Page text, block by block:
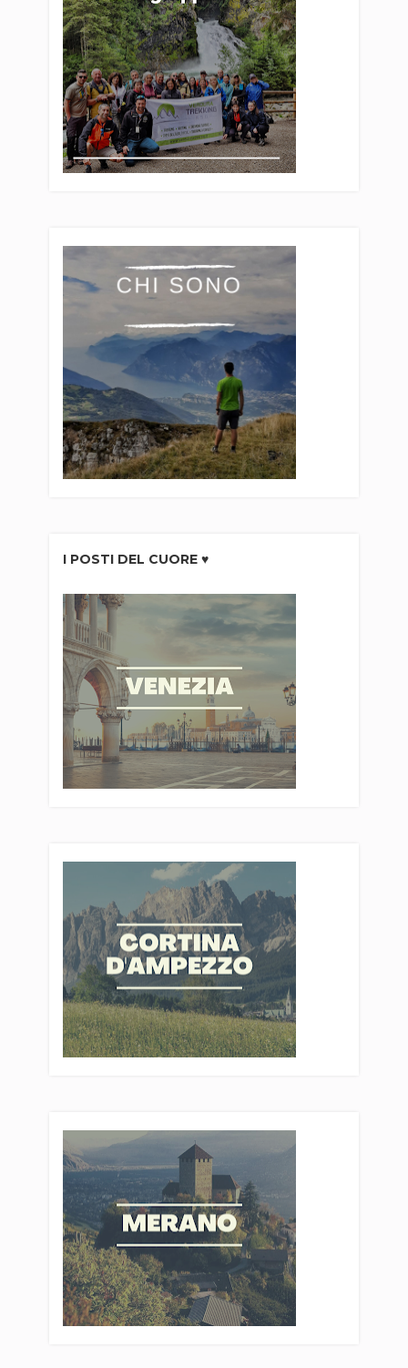
I POSTI DEL CUORE ♥